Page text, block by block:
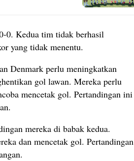
0. Kedua tim tidak berhasil
yang tidak menentu.
Denmark perlu meningkatkan
gol lawan. Mereka perlu
mencetak gol. Pertandingan ini
mereka di babak kedua.
dan mencetak gol. Pertandingan